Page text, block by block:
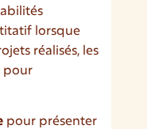
lorsque
réalisés, les
pour
pour présenter